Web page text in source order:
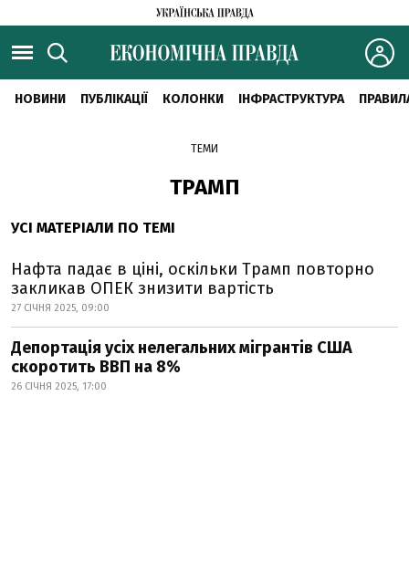
НОВИНИ ПУБЛІКАЦІЇ КОЛОНКИ ІНФРАСТРУКТУРА
ТЕМИ
ТРАМП
УСІ МАТЕРІАЛИ ПО ТЕМІ
Нафта падає в ціні, оскільки Трамп повторно
закликав ОПЕК знизити вартість
27 СІЧНЯ 2025, 09:00
Депортація усіх нелегальних мігрантів США
скоротить ВВП на 8%
26 СІЧНЯ 2025, 17:00